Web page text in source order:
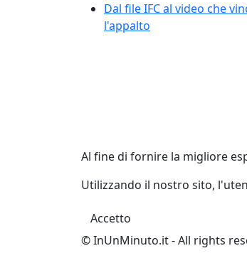
Dal file IFC al video che
l'appalto
Al fine di fornire la migliore
Utilizzando il nostro sito,
Accetto
© InUnMinuto.it - All rights